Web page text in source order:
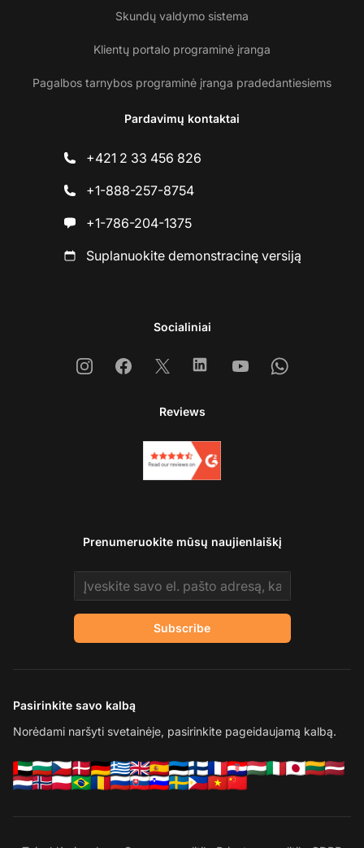
Skundų valdymo sistema
Klientų portalo programinė įranga
Pagalbos tarnybos programinė įranga pradedantiesiems
Pardavimų kontaktai
+421 2 33 456 826
+1-888-257-8754
+1-786-204-1375
Suplanuokite demonstracinę versiją
Socialiniai
InstagramFacebook
X LinkedinYoutubeWhatsapp
Reviews
Prenumeruokite mūsų naujienlaiškį
Email address
Subscribe
Pasirinkite savo kalbą
Norėdami naršyti svetainėje, pasirinkite pageidaujamą kalbą.